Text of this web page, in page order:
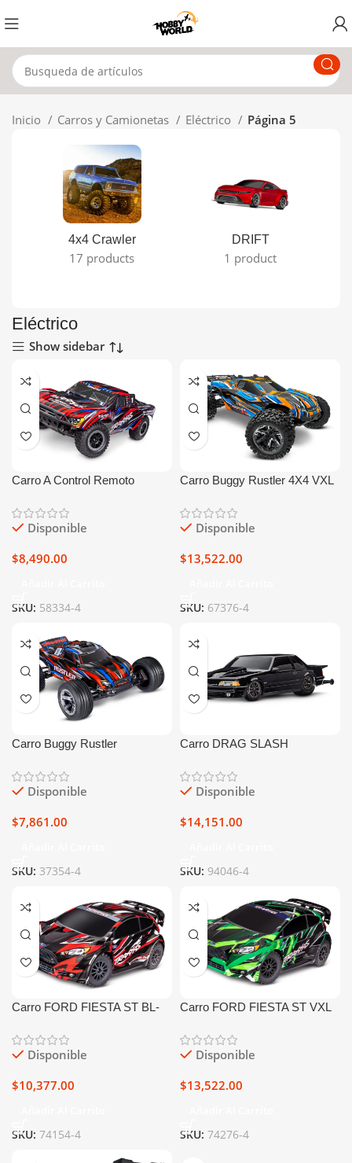
Inicio Carros y Camionetas Eléctrico Página 5
4x4 Crawler
17 products
DRIFT
1 product
Eléctrico
Show sidebar
Carro A Control Remoto
Disponible
$8,490.00
SKU: 58334-4
Carro Buggy Rustler 4X4 VXL
Disponible
$13,522.00
SKU: 67376-4
Carro Buggy Rustler
1/10
Disponible
$7,861.00
SKU: 37354-4
Carro DRAG SLASH
Disponible
$14,151.00
SKU: 94046-4
Carro FORD FIESTA ST BL-
Disponible
$10,377.00
SKU: 74154-4
Carro FORD FIESTA ST VXL
Disponible
$13,522.00
SKU: 74276-4